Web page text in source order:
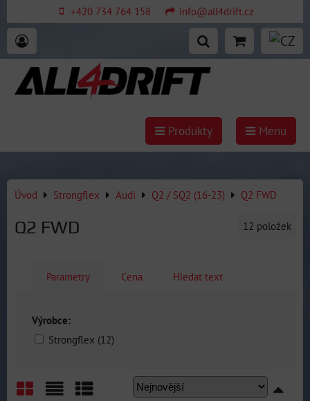
+420 734 764 158 info@all4drift.cz
Produkty Menu
Úvod Strongflex Audi Q2 / SQ2 (16-23) Q2 FWD
Q2 FWD 12 položek
Parametry Cena Hledat text
Výrobce:
Strongflex (12)